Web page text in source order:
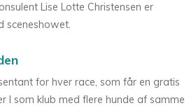
Lise Lotte Christensen er
sceneshowet.
for hver race, som får en gratis
I som klub med flere hunde af samme